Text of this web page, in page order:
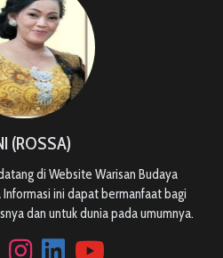
(ROSSA)
di Website Warisan Budaya
ini dapat bermanfaat bagi
dan untuk dunia pada umumnya.